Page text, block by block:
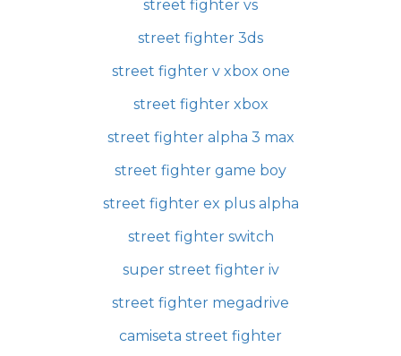
street fighter vs
street fighter 3ds
street fighter v xbox one
street fighter xbox
street fighter alpha 3 max
street fighter game boy
street fighter ex plus alpha
street fighter switch
super street fighter iv
street fighter megadrive
camiseta street fighter